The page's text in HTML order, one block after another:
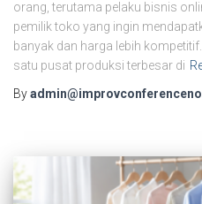
orang, terutama pelaku bisnis
pemilik toko yang ingin
banyak dan harga lebih
satu pusat produksi terbesar di
By